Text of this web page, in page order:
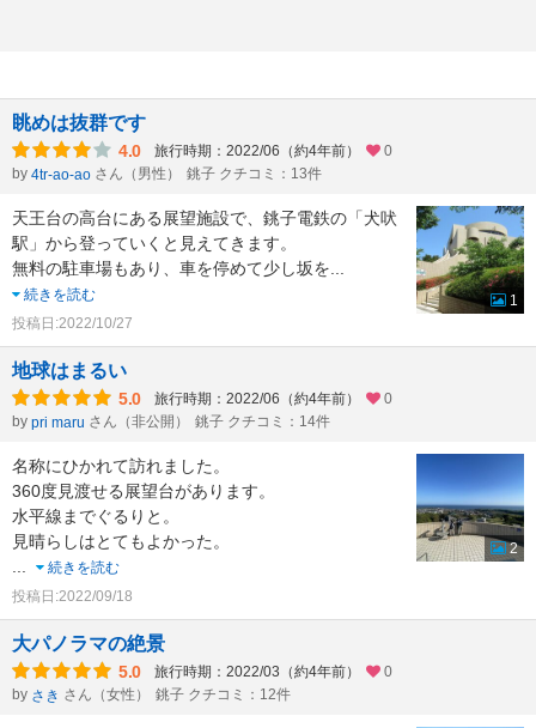
眺めは抜群です
4.0 旅行時期：2022/06（約4年前）
0
by 4tr-ao-ao さん（男性） 銚子 クチコミ：13件
天王台の高台にある展望施設で、銚子電鉄の「犬吠
駅」から登っていくと見えてきます。
無料の駐車場もあり、車を停めて少し坂を
続きを読む
投稿日:2022/10/27
1
地球はまるい
5.0 旅行時期：2022/06（約4年前）
0
by pri maru さん（非公開） 銚子 クチコミ：14件
名称にひかれて訪れました。
360度見渡せる展望台があります。
水平線までぐるりと。
見晴らしはとてもよかった。
続きを読む
投稿日:2022/09/18
2
大パノラマの絶景
5.0 旅行時期：2022/03（約4年前）
0
by さき さん（女性） 銚子 クチコミ：12件